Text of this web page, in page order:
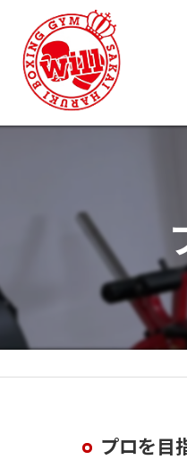
プロを目